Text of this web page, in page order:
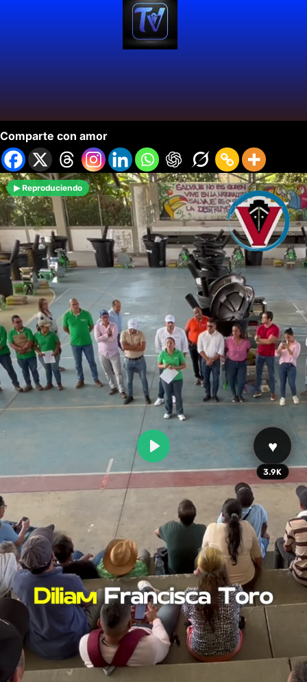
Comparte con amor